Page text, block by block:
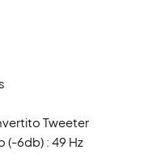
Tweeter
(-6db) : 49 Hz